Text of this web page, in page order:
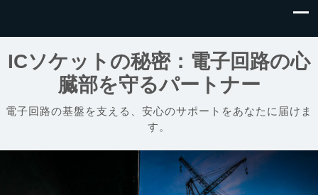
ICソケットの秘密：電子回路の心
臓部を守るパートナー
電子回路の基盤を支える、安心のサポートをあなたに届けま
す。